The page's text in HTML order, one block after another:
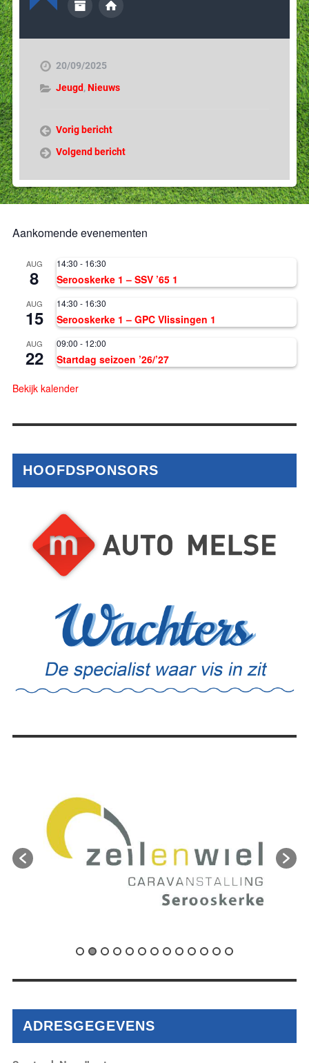
20/09/2025
Jeugd,Nieuws
Vorig bericht
Volgend bericht
Aankomende evenementen
AUG
8
14:30 - 16:30
Serooskerke 1 – SSV ’65 1
AUG
15
14:30 - 16:30
Serooskerke 1 – GPC Vlissingen 1
AUG
22
09:00 - 12:00
Startdag seizoen ’26/’27
Bekijk kalender
HOOFDSPONSORS
ADRESGEGEVENS